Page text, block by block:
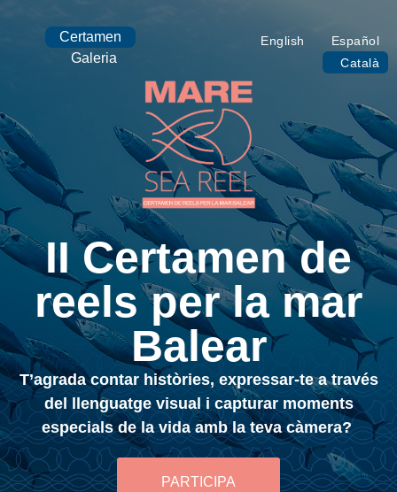
Certamen
Galeria
English
Español
Català
II Certamen de
reels per la mar
Balear
T’agrada contar històries, expressar-te a través
del llenguatge visual i capturar moments
especials de la vida amb la teva càmera?
PARTICIPA